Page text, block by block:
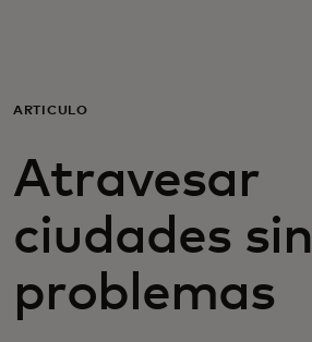
Para empresas
Para el mundo
Para innovadores
ARTÍCULO
Atravesar
ciudades sin
problemas